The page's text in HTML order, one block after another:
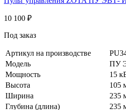
10 100 ₽
Под заказ
Артикул на производстве
Модель
ПУ
Мощность
15
Высота
105
Ширина
235
Глубина (длина)
235